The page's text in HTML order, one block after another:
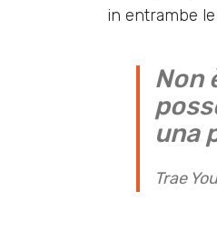
in entrambe
Non
una
Trae